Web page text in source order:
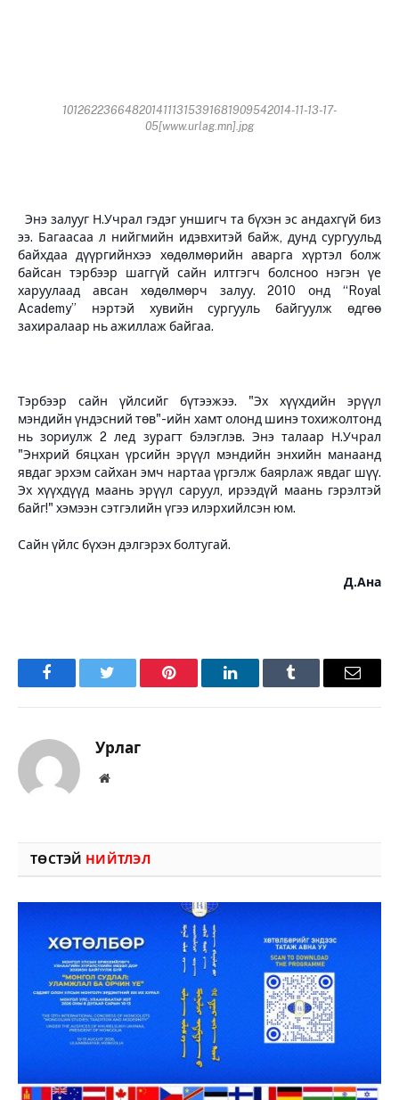
1012622366482014111315391681909542014-11-13-17-
05[www.urlag.mn].jpg
Энэ залууг Н.Учрал гэдэг уншигч та бүхэн эс андахгүй биз
ээ. Багаасаа л нийгмийн идэвхитэй байж, дунд сургуульд
байхдаа дүүргийнхээ хөдөлмөрийн аварга хүртэл болж
байсан тэрбээр шаггүй сайн илтгэгч болсноо нэгэн үе
харуулаад авсан хөдөлмөрч залуу. 2010 онд “Royal
Academy” нэртэй хувийн сургууль байгуулж өдгөө
захиралаар нь ажиллаж байгаа.
Тэрбээр сайн үйлсийг бүтээжээ. "Эх хүүхдийн эрүүл
мэндийн үндэсний төв"-ийн хамт олонд шинэ тохижолтонд
нь зориулж 2 лед зурагт бэлэглэв. Энэ талаар Н.Учрал
"Энхрий бяцхан үрсийн эрүүл мэндийн энхийн манаанд
явдаг эрхэм сайхан эмч нартаа үргэлж баярлаж явдаг шүү.
Эх хүүхдүүд маань эрүүл саруул, ирээдүй маань гэрэлтэй
байг!" хэмээн сэтгэлийн үгээ илэрхийлсэн юм.
Сайн үйлс бүхэн дэлгэрэх болтугай.
Д.Ана
FacebookTwitter Pinterest LinkedInTumblr Имэйл
Урлаг
Вэбсайт
ТӨСТЭЙ НИЙТЛЭЛ